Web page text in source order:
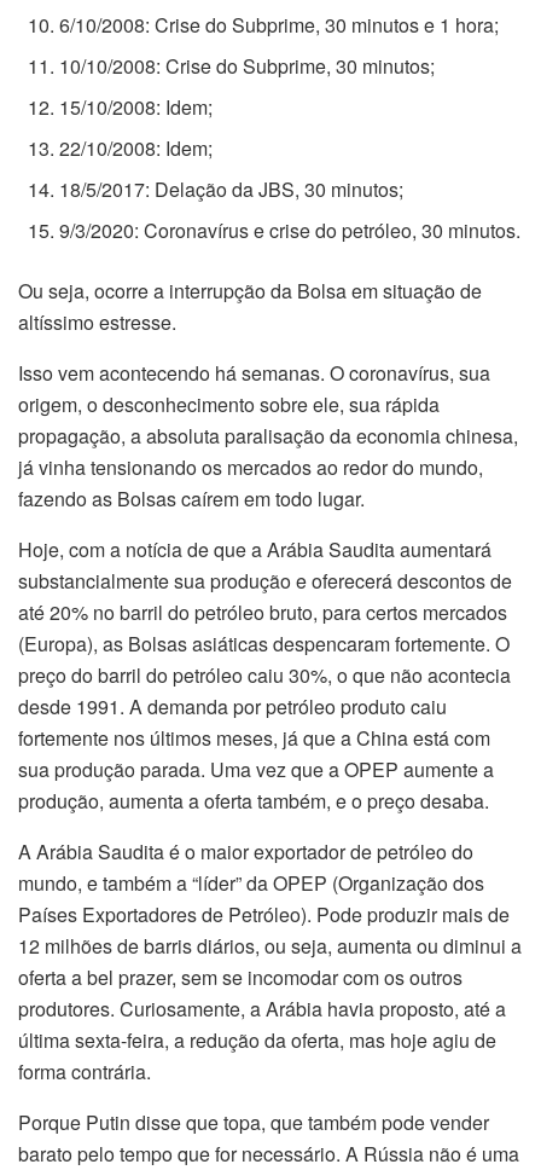
6/10/2008: Crise do Subprime, 30 minutos e 1 hora;
10/10/2008: Crise do Subprime, 30 minutos;
15/10/2008: Idem;
22/10/2008: Idem;
18/5/2017: Delação da JBS, 30 minutos;
9/3/2020: Coronavírus e crise do petróleo, 30 minutos.
Ou seja, ocorre a interrupção da Bolsa em situação de
altíssimo estresse.
Isso vem acontecendo há semanas. O coronavírus, sua
origem, o desconhecimento sobre ele, sua rápida
propagação, a absoluta paralisação da economia chinesa,
já vinha tensionando os mercados ao redor do mundo,
fazendo as Bolsas caírem em todo lugar.
Hoje, com a notícia de que a Arábia Saudita aumentará
substancialmente sua produção e oferecerá descontos de
até 20% no barril do petróleo bruto, para certos mercados
(Europa), as Bolsas asiáticas despencaram fortemente. O
preço do barril do petróleo caiu 30%, o que não acontecia
desde 1991. A demanda por petróleo produto caiu
fortemente nos últimos meses, já que a China está com
sua produção parada. Uma vez que a OPEP aumente a
produção, aumenta a oferta também, e o preço desaba.
A Arábia Saudita é o maior exportador de petróleo do
mundo, e também a “líder” da OPEP (Organização dos
Países Exportadores de Petróleo). Pode produzir mais de
12 milhões de barris diários, ou seja, aumenta ou diminui a
oferta a bel prazer, sem se incomodar com os outros
produtores. Curiosamente, a Arábia havia proposto, até a
última sexta-feira, a redução da oferta, mas hoje agiu de
forma contrária.
Porque Putin disse que topa, que também pode vender
barato pelo tempo que for necessário. A Rússia não é uma